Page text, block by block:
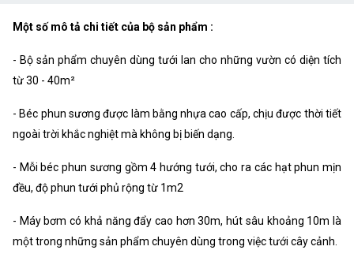
Một số mô tả chi tiết của bộ sản phẩm :
- Bộ sản phẩm chuyên dùng tưới lan cho những vườn có diện tích
từ 30 - 40m²
- Béc phun sương được làm bằng nhựa cao cấp, chịu được thời tiết
ngoài trời khắc nghiệt mà không bị biến dạng.
- Mỗi béc phun sương gồm 4 hướng tưới, cho ra các hạt phun mịn
đều, độ phun tưới phủ rộng từ 1m2
- Máy bơm có khả năng đẩy cao hơn 30m, hút sâu khoảng 10m là
một trong những sản phẩm chuyên dùng trong việc tưới cây cảnh.